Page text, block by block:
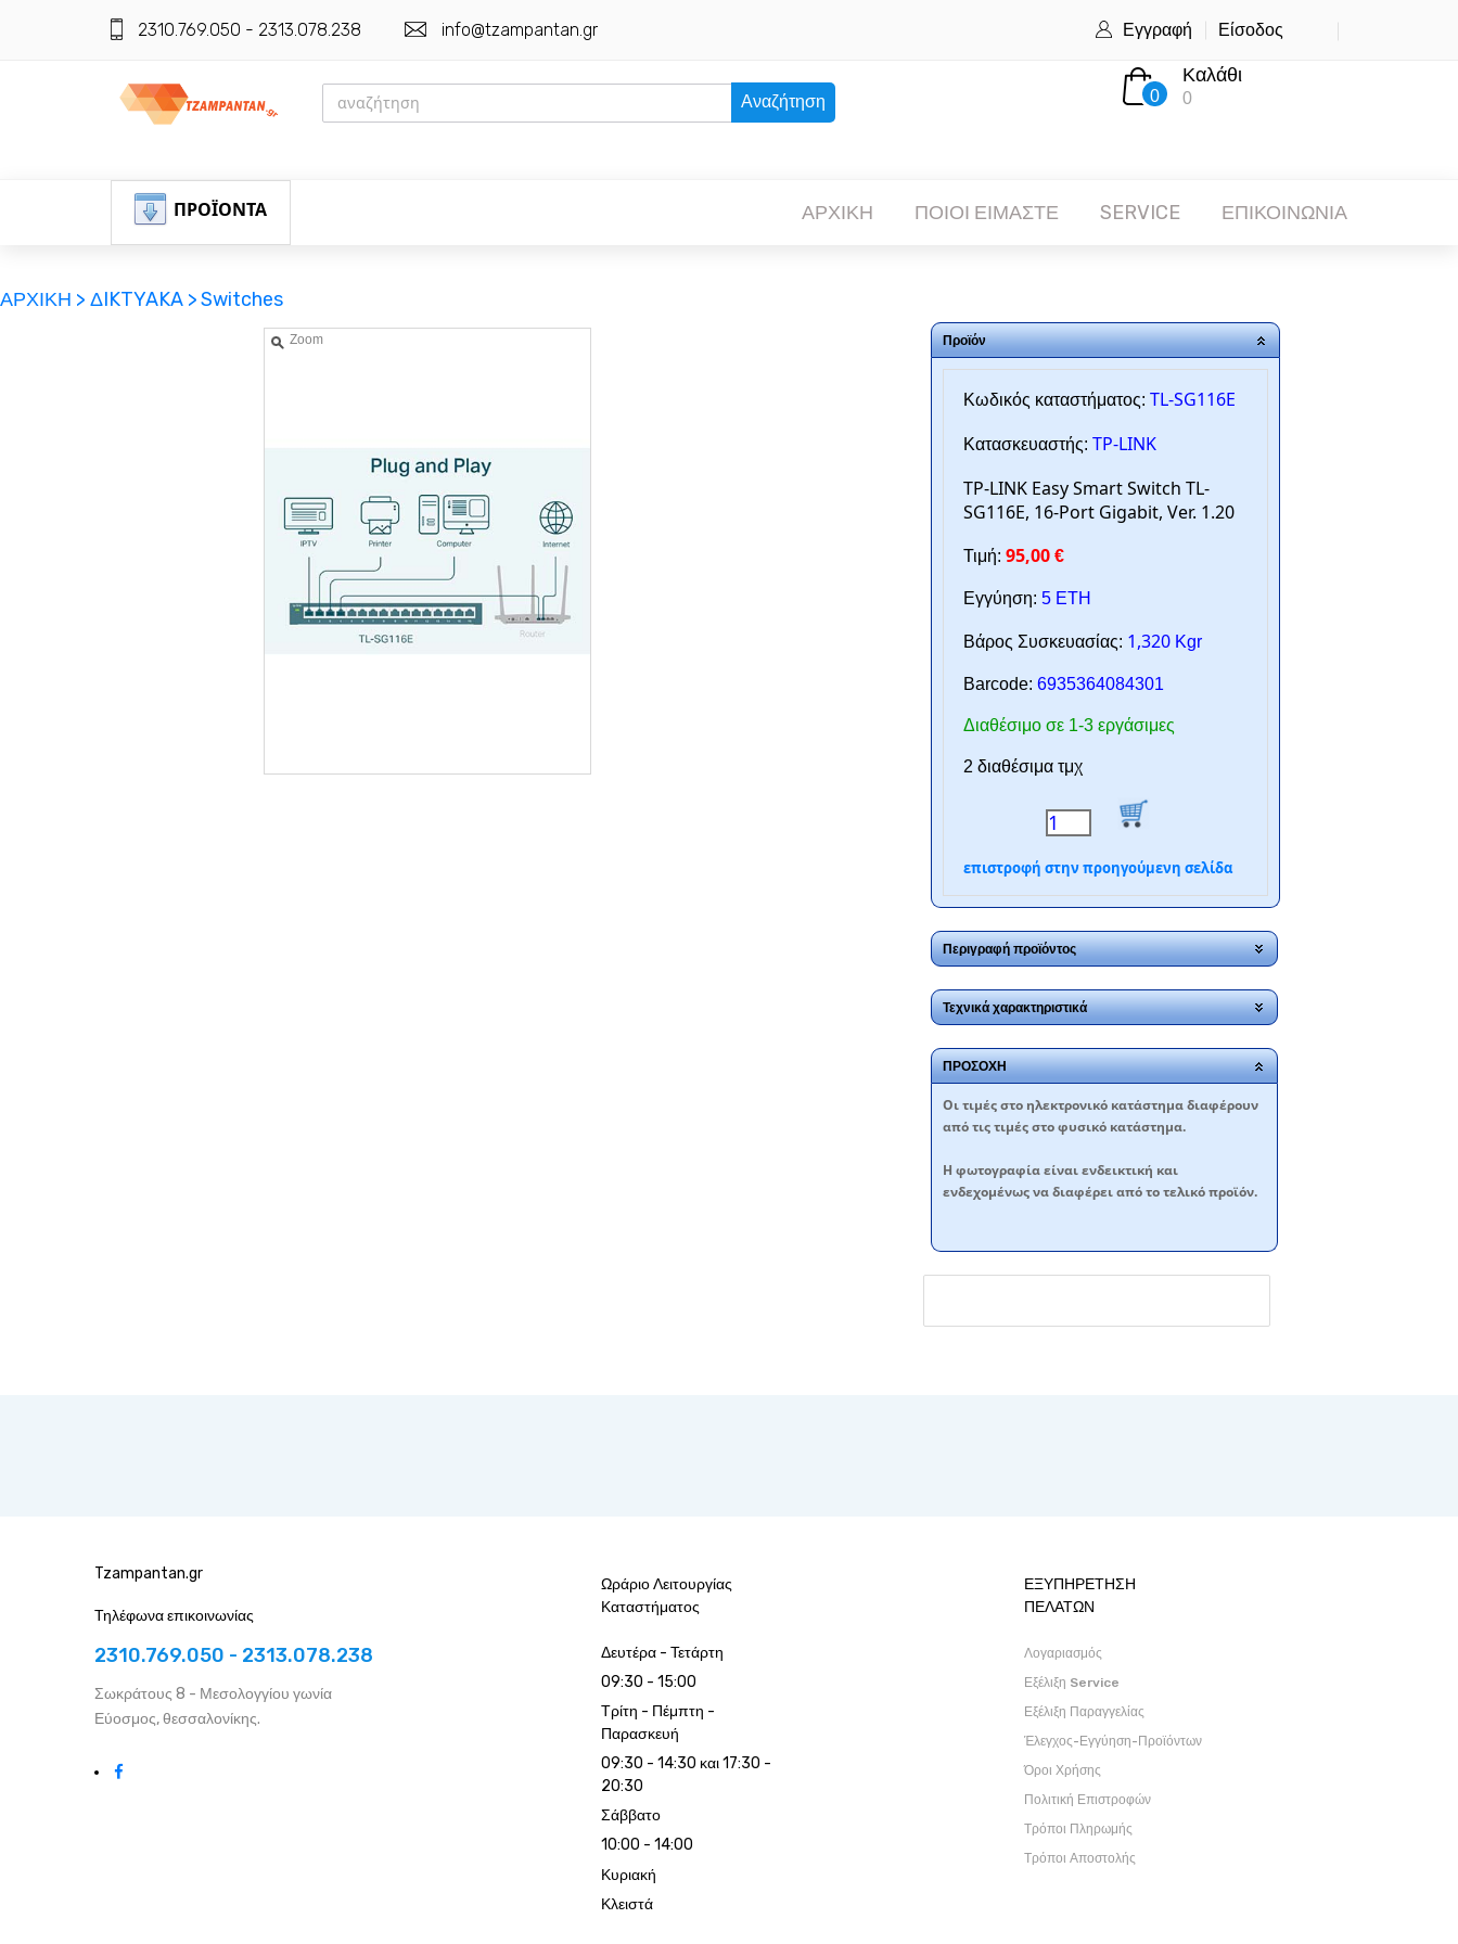
2310.769.050 - 2313.078.238 info@tzampantan.gr Εγγραφή Είσοδος
Αναζήτηση 0
Καλάθι
0
ΠΡΟΪΟΝΤΑ ΑΡΧΙΚΗ ΠΟΙΟΙ ΕΙΜΑΣΤΕ SERVICE ΕΠΙΚΟΙΝΩΝΙΑ
ΑΡΧΙΚΗ > ΔIKTYAKA >Switches
Zoom Προϊόν
Κωδικός καταστήματος: TL-SG116E
Κατασκευαστής: TP-LINK
TP-LINK Easy Smart Switch TL-
SG116E, 16-Port Gigabit, Ver. 1.20
Τιμή: 95,00 €
Εγγύηση: 5 ΕΤΗ
Βάρος Συσκευασίας: 1,320 Kgr
Barcode: 6935364084301
Διαθέσιμο σε 1-3 εργάσιμες
2 διαθέσιμα τμχ
επιστροφή στην προηγούμενη σελίδα
Περιγραφή προϊόντος
Τεχνικά χαρακτηριστικά
ΠΡΟΣΟΧΗ
Oι τιμές στο ηλεκτρονικό κατάστημα διαφέρουν
από τις τιμές στο φυσικό κατάστημα.
Η φωτογραφία είναι ενδεικτική και
ενδεχομένως να διαφέρει από το τελικό προϊόν.
Tzampantan.gr
Τηλέφωνα επικοινωνίας
2310.769.050 - 2313.078.238
Σωκράτους 8 - Μεσολογγίου γωνία
Εύοσμος, θεσσαλονίκης.
Ωράριο Λειτουργίας
Καταστήματος
Δευτέρα - Τετάρτη
09:30 - 15:00
Τρίτη - Πέμπτη -
Παρασκευή
09:30 - 14:30 και 17:30 -
20:30
Σάββατο
10:00 - 14:00
Κυριακή
Κλειστά
ΕΞΥΠΗΡΕΤΗΣΗ
ΠΕΛΑΤΩΝ
Λογαριασμός
Εξέλιξη Service
Εξέλιξη Παραγγελίας
Έλεγχος-Εγγύηση-Προϊόντων
Όροι Χρήσης
Πολιτική Επιστροφών
Τρόποι Πληρωμής
Τρόποι Αποστολής